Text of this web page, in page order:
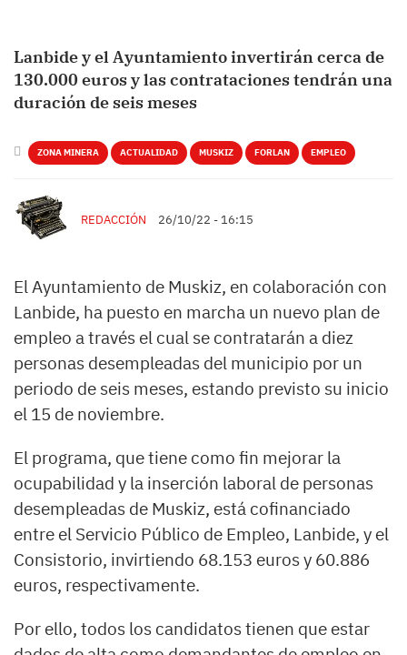
Lanbide y el Ayuntamiento invertirán cerca de
130.000 euros y las contrataciones tendrán una
duración de seis meses
ZONA MINERA ACTUALIDAD MUSKIZ FORLAN EMPLEO
REDACCIÓN 26/10/22 - 16:15
El Ayuntamiento de Muskiz, en colaboración con
Lanbide, ha puesto en marcha un nuevo plan de
empleo a través el cual se contratarán a diez
personas desempleadas del municipio por un
periodo de seis meses, estando previsto su inicio
el 15 de noviembre.
El programa, que tiene como fin mejorar la
ocupabilidad y la inserción laboral de personas
desempleadas de Muskiz, está cofinanciado
entre el Servicio Público de Empleo, Lanbide, y el
Consistorio, invirtiendo 68.153 euros y 60.886
euros, respectivamente.
Por ello, todos los candidatos tienen que estar